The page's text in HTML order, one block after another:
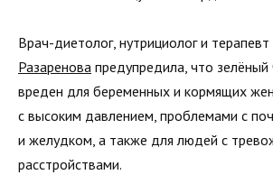
Врач-диетолог, нутрициолог и терапевт
Разаренова предупредила, что
вреден для беременных и кормящих
с высоким давлением, проблемами с
и желудком, а также для людей с
расстройствами.